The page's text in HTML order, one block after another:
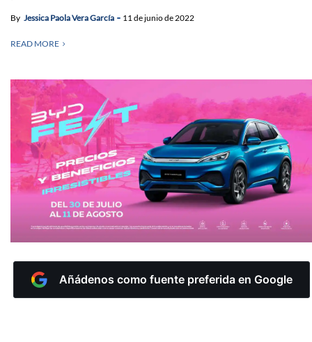
By Jessica Paola Vera García 11 de junio de 2022
READ MORE
Añádenos como fuente preferida en Google